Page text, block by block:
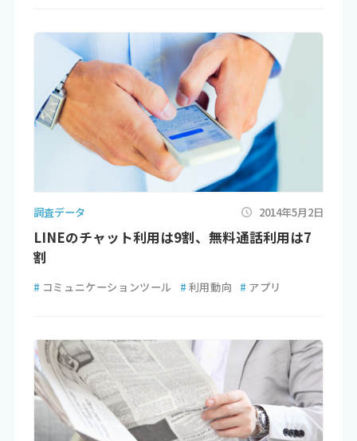
調査データ 2014年5月2日
LINEのチャット利用は9割、無料通話利用は7
割
# コミュニケーションツール # 利用動向 # アプリ